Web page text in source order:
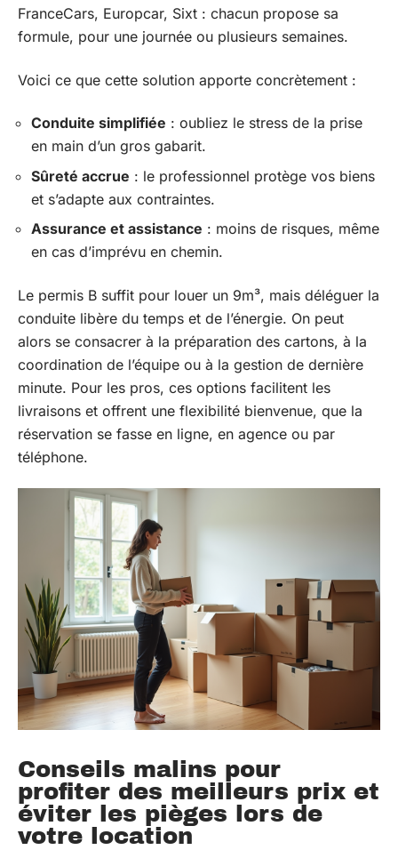
FranceCars, Europcar, Sixt : chacun propose sa
formule, pour une journée ou plusieurs semaines.
Voici ce que cette solution apporte concrètement :
Conduite simplifiée : oubliez le stress de la prise
en main d’un gros gabarit.
Sûreté accrue : le professionnel protège vos biens
et s’adapte aux contraintes.
Assurance et assistance : moins de risques, même
en cas d’imprévu en chemin.
Le permis B suffit pour louer un 9m³, mais déléguer la
conduite libère du temps et de l’énergie. On peut
alors se consacrer à la préparation des cartons, à la
coordination de l’équipe ou à la gestion de dernière
minute. Pour les pros, ces options facilitent les
livraisons et offrent une flexibilité bienvenue, que la
réservation se fasse en ligne, en agence ou par
téléphone.
Conseils malins pour
profiter des meilleurs prix et
éviter les pièges lors de
votre location